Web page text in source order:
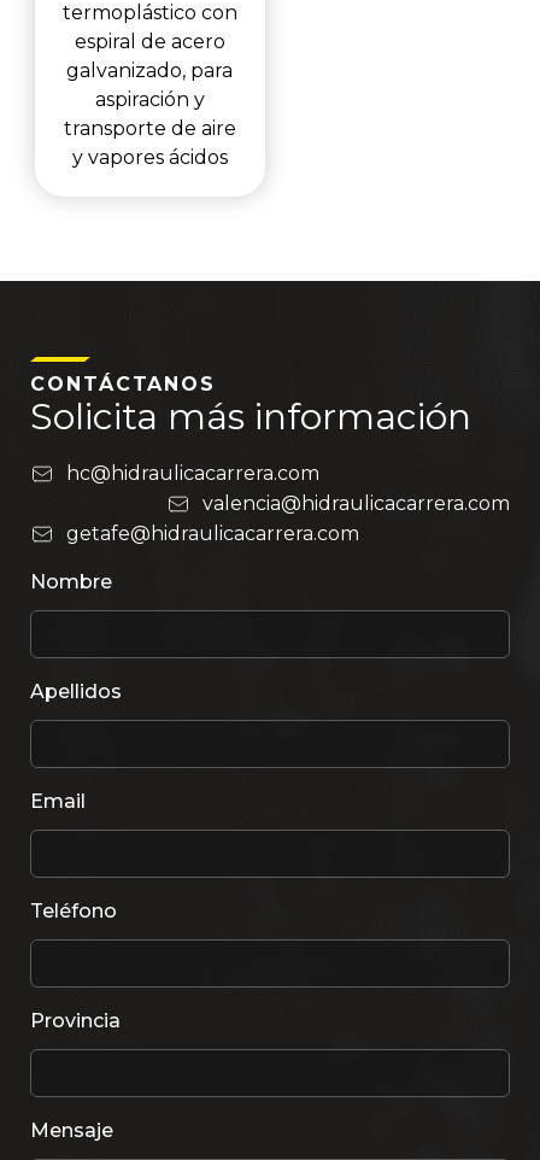
termoplástico con
espiral de acero
galvanizado, para
aspiración y
transporte de aire
y vapores ácidos
CONTÁCTANOS
Solicita más información
hc@hidraulicacarrera.com
valencia@hidraulicacarrera.com
getafe@hidraulicacarrera.com
Nombre
Apellidos
Email
Teléfono
Provincia
Mensaje